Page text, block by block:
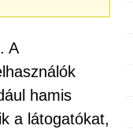
A
hamis
a látogatókat,